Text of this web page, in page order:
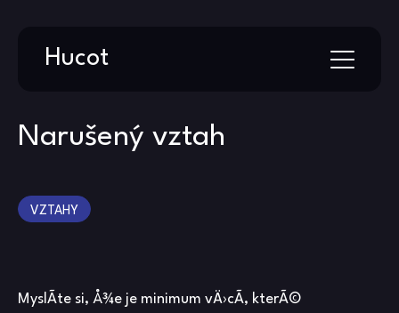
Hucot
Narušený vztah
VZTAHY
MyslÃ­te si, Å¾e je minimum vÄ›cÃ­, kterÃ©